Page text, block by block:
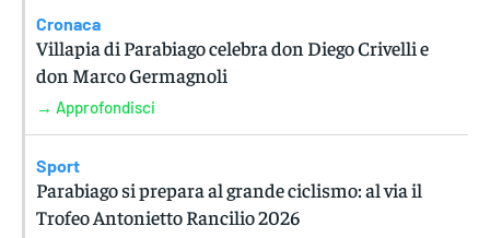
Cronaca
Villapia di Parabiago celebra don Diego Crivelli e
don Marco Germagnoli
→ Approfondisci
Sport
Parabiago si prepara al grande ciclismo: al via il
Trofeo Antonietto Rancilio 2026